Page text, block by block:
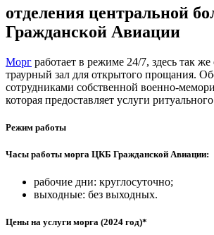
отделения центральной
Гражданской Авиации
Морг работает в режиме 24/7, здесь так
траурный зал для открытого прощания.
сотрудниками собственной военно-
которая предоставляет услуги
Режим работы
Часы работы морга ЦКБ Гражданской Авиации:
рабочие дни: круглосуточно;
выходные: без выходных.
Цены на услуги морга (2024 год)*